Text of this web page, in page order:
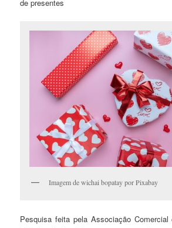
de presentes
Imagem de wichai bopatay por Pixabay
Pesquisa feita pela Associação